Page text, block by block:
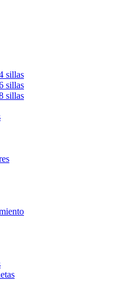
sillas
sillas
sillas